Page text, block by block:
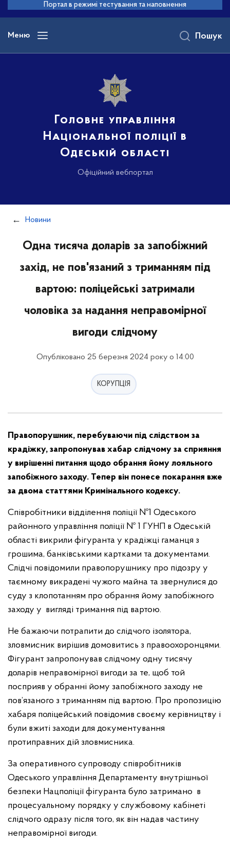
основного
вмісту
Портал в режимі тестування та наповнення
Меню
Головне управління
Національної поліції в
Одеській області
Офіційний вебпортал
Пошук
Новини
Одна тисяча доларів за запобіжний
захід, не пов'язаний з триманням під
вартою: поліцейські затримали
чоловіка за надання неправомірної
вигоди слідчому
Опубліковано 25 березня 2024 року о 14:00
КОРУПЦІЯ
Правопорушник, перебуваючи під слідством за
крадіжку, запропонував хабар слідчому за сприяння
у вирішенні питання щодо обрання йому лояльного
запобіжного заходу. Тепер він понесе покарання вже
за двома статтями Кримінального кодексу.
Співробітники відділення поліції №1 Одеського
районного управління поліції № 1 ГУНП в Одеській
області викрили фігуранта у крадіжці гаманця з
грошима, банківськими картками та документами.
Слідчі повідомили правопорушнику про підозру у
таємному викрадені чужого майна та звернулися до
суду з клопотанням про обрання йому запобіжного
заходу у вигляді тримання під вартою.
Не бажаючи потрапити до слідчого ізолятора,
зловмисник вирішив домовитись з правоохоронцями.
Фігурант запропонував слідчому одну тисячу
доларів неправомірної вигоди за те, щоб той
посприяв у обранні йому запобіжного заходу не
пов’язаного з триманням під вартою. Про пропозицію
хабаря поліцейський повідомив своєму керівництву і
були вжиті заходи для документування
протиправних дій зловмисника.
За оперативного супроводу співробітників
Одеського управління Департаменту внутрішньої
безпеки Нацполіції фігуранта було затримано в
процесуальному порядку у службовому кабінеті
слідчого одразу після того, як він надав частину
неправомірної вигоди.